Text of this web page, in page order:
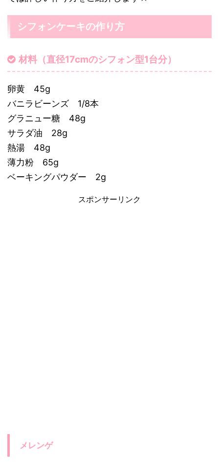
シフォンケーキの作り方
材料（直径17cmのシフォン型1台分）
卵黄 45g
バニラビーンズ 1/8本
グラニュー糖 48g
サラダ油 28g
熱湯 48g
薄力粉 65g
ベーキングパウダー 2g
スポンサーリンク
メレンゲ